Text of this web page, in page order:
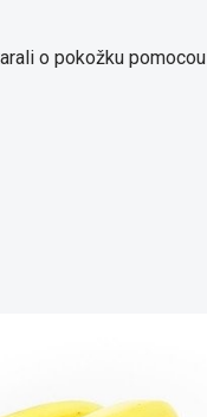
o pokožku pomocou